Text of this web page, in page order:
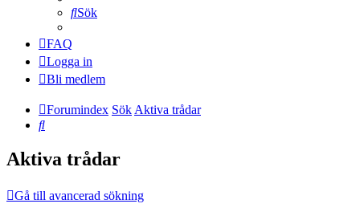
Sök
FAQ
Logga in
Bli medlem
Forumindex SökAktiva trådar
Sök
Aktiva trådar
Gå till avancerad sökning